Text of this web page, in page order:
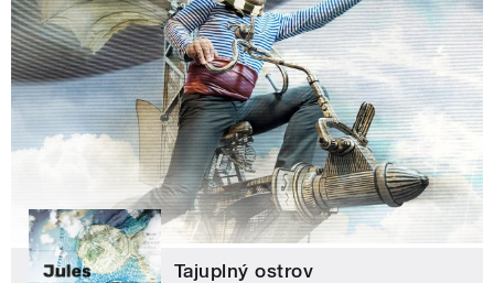
Tajuplný ostrov